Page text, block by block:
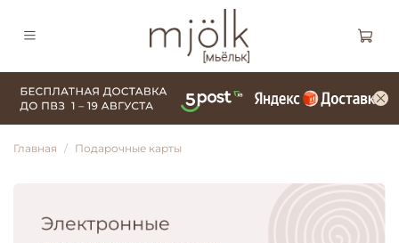
Главная Подарочные карты